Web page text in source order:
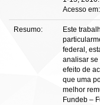
Acesso
Resumo:
Este
federal,
analisar se
efeito de
que uma
melhor
Fundeb –